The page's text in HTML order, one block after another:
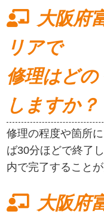
大阪府
リアで
修理はど
しますか？
修理の程度や箇所
ば30分ほどで終了
内で完了することが
大阪府